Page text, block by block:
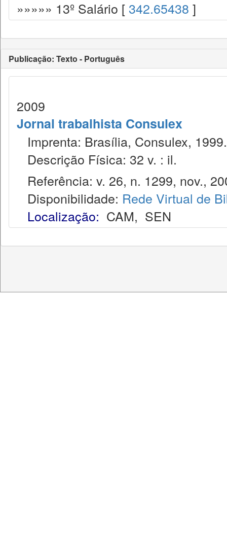
»»»»» 13º Salário [ 342.65438 ]
Publicação: Texto - Português
2009
Jornal trabalhista Consulex
Imprenta: Brasília, Consulex, 1999.
Descrição Física: 32 v. : il.
Referência: v. 26, n. 1299, nov.,
Disponibilidade: Rede Virtual de
Localização: CAM, SEN